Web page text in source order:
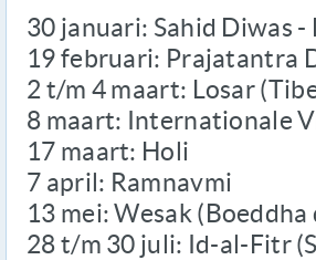
30 januari: Sahid Diwas
19 februari: Prajatantra
2 t/m 4 maart: Losar
8 maart: Internationale
17 maart: Holi
7 april: Ramnavmi
13 mei: Wesak (Boeddha
28 t/m 30 juli: Id-al-Fitr